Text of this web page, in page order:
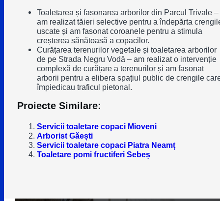
Toaletarea și fasonarea arborilor din Parcul Trivale –
am realizat tăieri selective pentru a îndepărta
uscate și am fasonat coroanele pentru a stimula
creșterea sănătoasă a copacilor.
Curățarea terenurilor vegetale și toaletarea arborilor
de pe Strada Negru Vodă – am realizat o intervenție
complexă de curățare a terenurilor și am fasonat
arborii pentru a elibera spațiul public de crengile
împiedicau traficul pietonal.
Proiecte Similare:
Servicii toaletare copaci Mioveni
Arborist Găești
Servicii toaletare copaci Piatra Neamț
Toaletare pomi fructiferi Sebeș